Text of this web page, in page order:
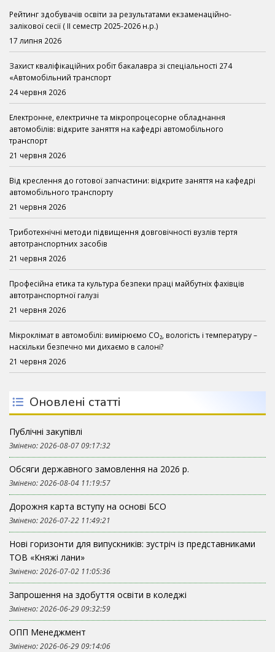
Рейтинг здобувачів освіти за результатами екзаменаційно-
залікової сесії ( ІІ семестр 2025-2026 н.р.)
17 липня 2026
Захист кваліфікаційних робіт бакалавра зі спеціальності 274
«Автомобільний транспорт
24 червня 2026
Електронне, електричне та мікропроцесорне обладнання
автомобілів: відкрите заняття на кафедрі автомобільного
транспорт
21 червня 2026
Від креслення до готової запчастини: відкрите заняття на кафедрі
автомобільного транспорту
21 червня 2026
Триботехнічні методи підвищення довговічності вузлів тертя
автотранспортних засобів
21 червня 2026
Професійна етика та культура безпеки праці майбутніх фахівців
автотранспортної галузі
21 червня 2026
Мікроклімат в автомобілі: вимірюємо CO₂, вологість і температуру –
наскільки безпечно ми дихаємо в салоні?
21 червня 2026
Оновлені статті
Публічні закупівлі
Змінено: 2026-08-07 09:17:32
Обсяги державного замовлення на 2026 р.
Змінено: 2026-08-04 11:19:57
Дорожня карта вступу на основі БСО
Змінено: 2026-07-22 11:49:21
Нові горизонти для випускників: зустріч із представниками
ТОВ «Княжі лани»
Змінено: 2026-07-02 11:05:36
Запрошення на здобуття освіти в коледжі
Змінено: 2026-06-29 09:32:59
ОПП Менеджмент
Змінено: 2026-06-29 09:14:06